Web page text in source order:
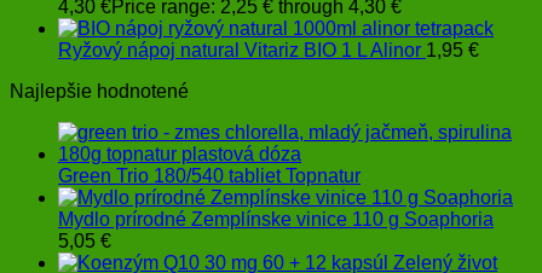
4,30 €Price range: 2,25 € through 4,30 €
Ryžový nápoj natural Vitariz BIO 1 L Alinor 1,95 €
Najlepšie hodnotené
Green Trio 180/540 tabliet Topnatur
Mydlo prírodné Zemplínske vinice 110 g Soaphoria
5,05 €